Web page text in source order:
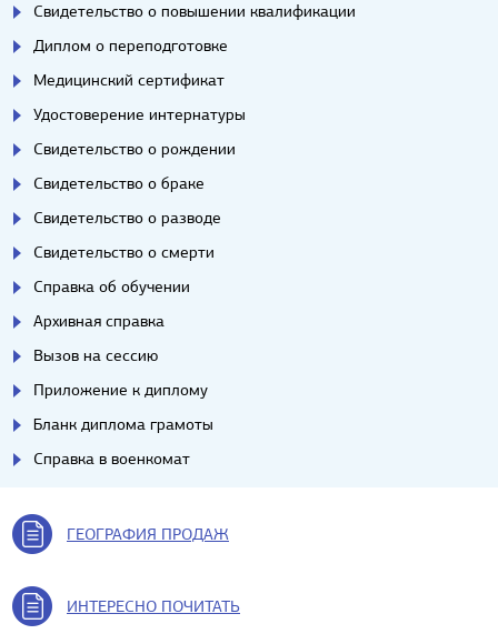
Свидетельство о повышении квалификации
Диплом о переподготовке
Медицинский сертификат
Удостоверение интернатуры
Свидетельство о рождении
Свидетельство о браке
Свидетельство о разводе
Свидетельство о смерти
Справка об обучении
Архивная справка
Вызов на сессию
Приложение к диплому
Бланк диплома грамоты
Справка в военкомат
ГЕОГРАФИЯ ПРОДАЖ
ИНТЕРЕСНО ПОЧИТАТЬ